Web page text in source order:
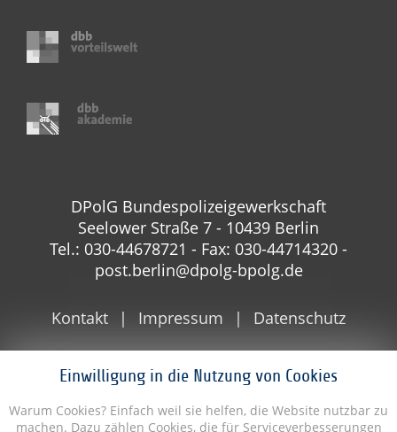
Einwilligung in die Nutzung von Cookies
Warum Cookies? Einfach weil sie helfen, die Website nutzbar zu
machen. Dazu zählen Cookies, die für Serviceverbesserungen
DPolG Bundespolizeigewerkschaft
Seelower Straße 7 - 10439 Berlin
Tel.: 030-44678721 - Fax: 030-44714320 -
post.berlin@dpolg-bpolg.de
Kontakt Impressum Datenschutz